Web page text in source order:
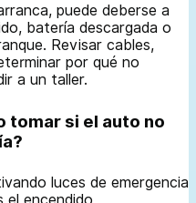
puede deberse a
batería descargada o
Revisar cables,
por qué no
a un taller.
tomar si el auto no
luces de emergencia